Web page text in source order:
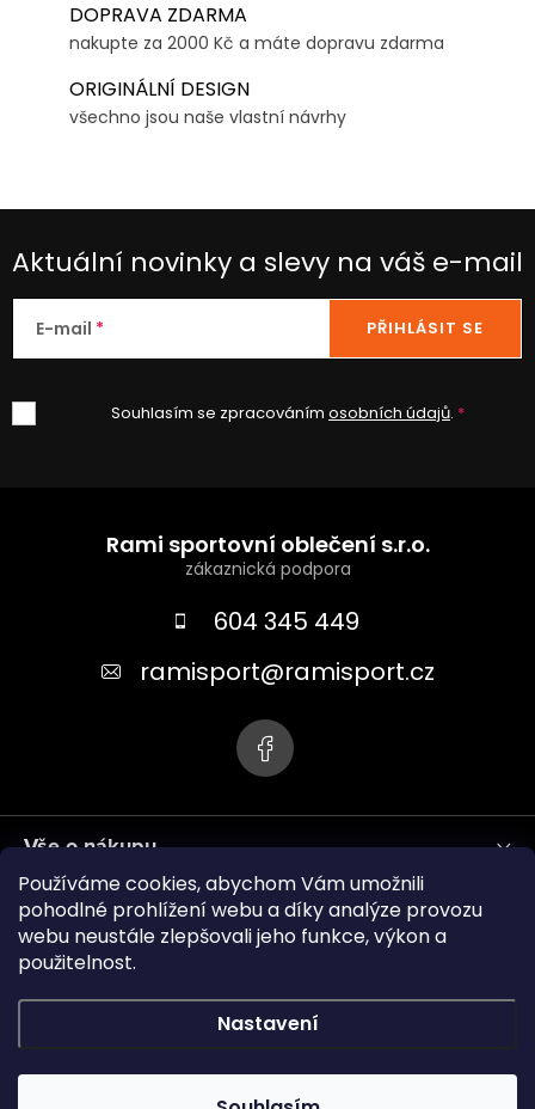
Používáme cookies, abychom Vám umožnili
pohodlné prohlížení webu a díky analýze provozu
webu neustále zlepšovali jeho funkce, výkon a
použitelnost.
Nastavení
DOPRAVA ZDARMA
nakupte za 2000 Kč a máte dopravu zdarma
ORIGINÁLNÍ DESIGN
všechno jsou naše vlastní návrhy
Aktuální novinky a slevy na váš e-mail
E-mail
Souhlasím se zpracováním osobních údajů.
PŘIHLÁSIT SE
Rami sportovní oblečení s.r.o.
604 345 449
ramisport@ramisport.cz
Vše o nákupu
Informace pro vás
Copyright 2026RAMISPORT. Všechna práva vyhrazena.